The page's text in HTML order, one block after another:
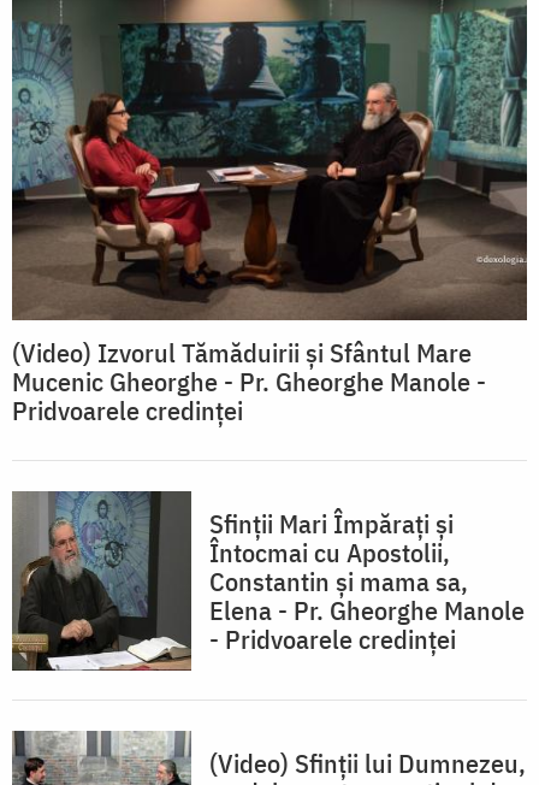
(Video) Izvorul Tămăduirii și Sfântul Mare
Mucenic Gheorghe - Pr. Gheorghe Manole -
Pridvoarele credinței
Sfinții Mari Împărați şi
Întocmai cu Apostolii,
Constantin şi mama sa,
Elena - Pr. Gheorghe Manole
- Pridvoarele credinței
(Video) Sfinții lui Dumnezeu,